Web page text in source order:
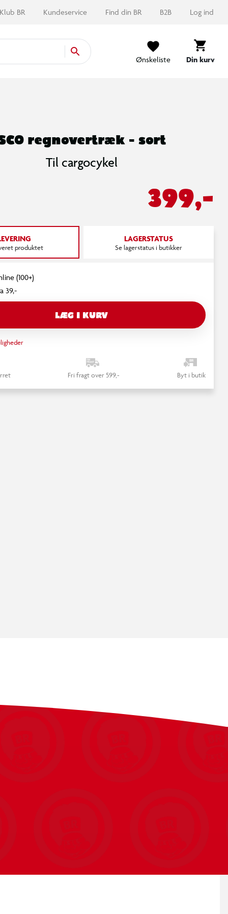
Klub BR Kundeservice Find din BR B2B Log ind
Ønskeliste Din kurv
regnovertræk - sort
Til cargocykel
399,-
produktet
LAGERSTATUS
Se lagerstatus i butikker
(100+)
39,-
LÆG I KURV
Fri fragt over 599,- Byt i butik